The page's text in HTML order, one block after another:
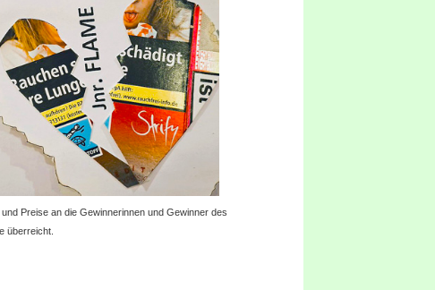
Preise an die Gewinnerinnen und Gewinner des
überreicht.